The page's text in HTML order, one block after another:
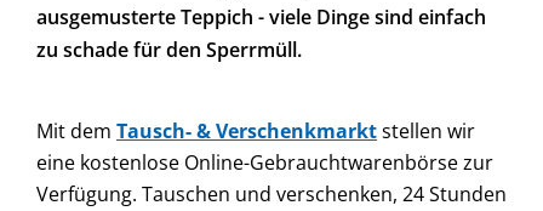
ausgemusterte Teppich - viele Dinge sind einfach
zu schade für den Sperrmüll.
Mit dem Tausch- & Verschenkmarktstellen wir
eine kostenlose Online-Gebrauchtwarenbörse zur
Verfügung. Tauschen und verschenken, 24 Stunden